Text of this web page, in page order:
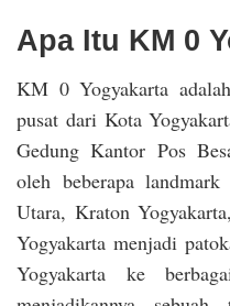
Apa Itu KM 0
KM 0 Yogyakarta
pusat dari Kota
Gedung Kantor Pos
oleh beberapa
Utara, Kraton
Yogyakarta menjadi
Yogyakarta ke